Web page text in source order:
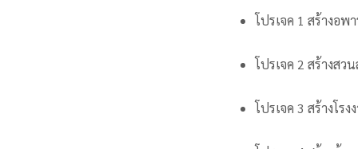
โปรเจค 1 สร้างอ
โปรเจค 2 สร้างส
โปรเจค 3 สร้างโรง